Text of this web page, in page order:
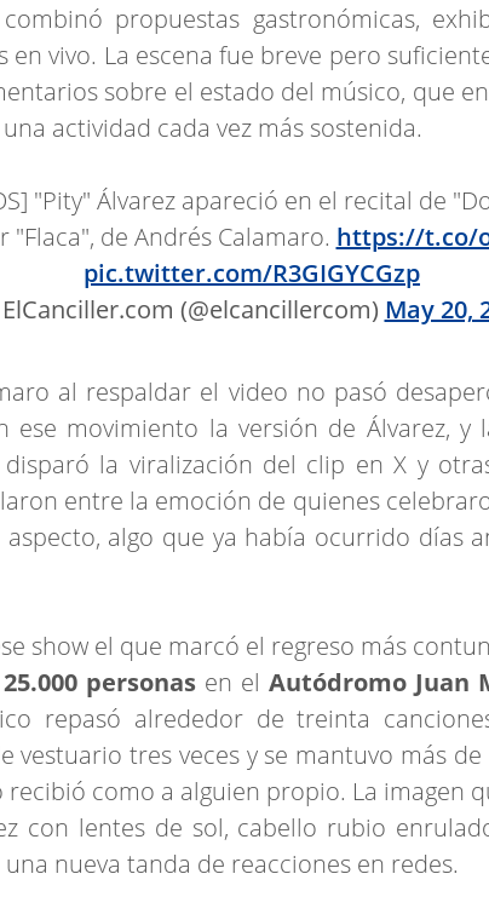
propuestas gastronómicas,
en vivo. La escena fue breve pero
sobre el estado del músico, que
actividad cada vez más sostenida.
"Pity" Álvarez apareció en el recital de
de Andrés Calamaro. https://t.co/
pic.twitter.com/R3GIGYCGzp
(@elcancillercom) May 20,
al respaldar el video no pasó
ese movimiento la versión de Álvarez,
la viralización del clip en X y
entre la emoción de quienes
algo que ya había ocurrido días
show el que marcó el regreso más
25.000 personas en el Autódromo Juan
repasó alrededor de treinta
vestuario tres veces y se mantuvo más
como a alguien propio. La imagen
con lentes de sol, cabello rubio
nueva tanda de reacciones en redes.